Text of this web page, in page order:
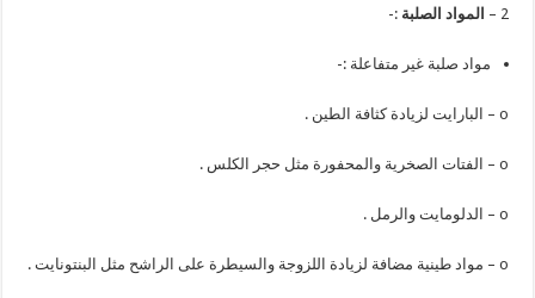
2 – المواد الصلبة :-
مواد صلبة غير متفاعلة :-
o – البارايت لزيادة كثافة الطين .
o – الفتات الصخرية والمحفورة مثل حجر الكلس .
o – الدلومايت والرمل .
o – مواد طينية مضافة لزيادة اللزوجة والسيطرة على الراشح مثل البنتونايت .